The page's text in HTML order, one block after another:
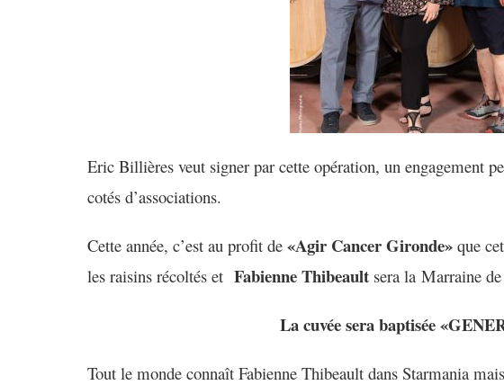
Eric Billières veut signer par cette opération, un engagement
cotés d’associations.
Cette année, c’est au profit de «Agir Cancer Gironde» que
les raisins récoltés et Fabienne Thibeault sera la Marraine
La cuvée sera baptisée
Tout le monde connaît Fabienne Thibeault dans Starmania